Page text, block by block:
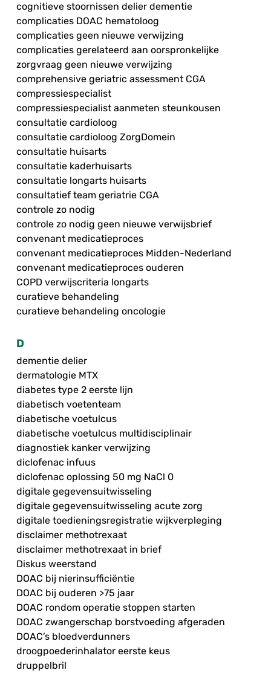
cognitieve stoornissen delier dementie
complicaties DOAC hematoloog
complicaties geen nieuwe verwijzing
complicaties gerelateerd aan oorspronkelijke
zorgvraag geen nieuwe verwijzing
comprehensive geriatric assessment CGA
compressiespecialist
compressiespecialist aanmeten steunkousen
consultatie cardioloog
consultatie cardioloog ZorgDomein
consultatie huisarts
consultatie kaderhuisarts
consultatie longarts huisarts
consultatief team geriatrie CGA
controle zo nodig
controle zo nodig geen nieuwe verwijsbrief
convenant medicatieproces
convenant medicatieproces Midden-Nederland
convenant medicatieproces ouderen
COPD verwijscriteria longarts
curatieve behandeling
curatieve behandeling oncologie
D
dementie delier
dermatologie MTX
diabetes type 2 eerste lijn
diabetisch voetenteam
diabetische voetulcus
diabetische voetulcus multidisciplinair
diagnostiek kanker verwijzing
diclofenac infuus
diclofenac oplossing 50 mg NaCl 0
digitale gegevensuitwisseling
digitale gegevensuitwisseling acute zorg
digitale toedieningsregistratie wijkverpleging
disclaimer methotrexaat
disclaimer methotrexaat in brief
Diskus weerstand
DOAC bij nierinsufficiëntie
DOAC bij ouderen >75 jaar
DOAC rondom operatie stoppen starten
DOAC zwangerschap borstvoeding afgeraden
DOAC’s bloedverdunners
droogpoederinhalator eerste keus
druppelbril